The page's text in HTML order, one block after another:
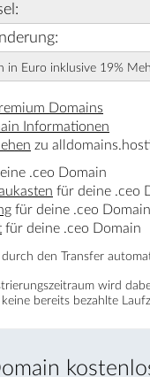
in Euro inklusive 19%
Domains
Informationen
zu
.ceo Domain
für deine .ceo
für deine .ceo Domain
für deine .ceo Domain
den Transfer
wird
bereits bezahlte